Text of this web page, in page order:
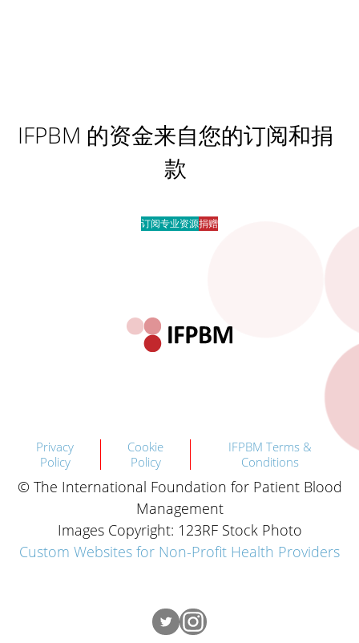
IFPBM 的资金来自您的订阅和捐
款
订阅专业资源捐赠
Privacy
Policy
Cookie
Policy
IFPBM Terms &
Conditions
© The International Foundation for Patient Blood
Management
Images Copyright: 123RF Stock Photo
Custom Websites for Non-Profit Health Providers
Twitter
Instagram